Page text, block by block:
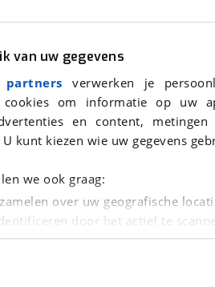
van uw gegevens
partners verwerken je
cookies om informatie op
en content,
kunt kiezen wie uw gegevens
we ook graag:
over uw geografische
door het actief te
persoonlijke gegevens worden
bij de hand.